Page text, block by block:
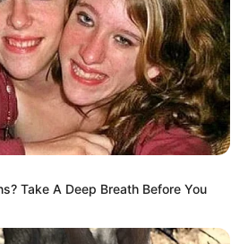
Unearthed In Toledo
Take A Deep Breath Before You